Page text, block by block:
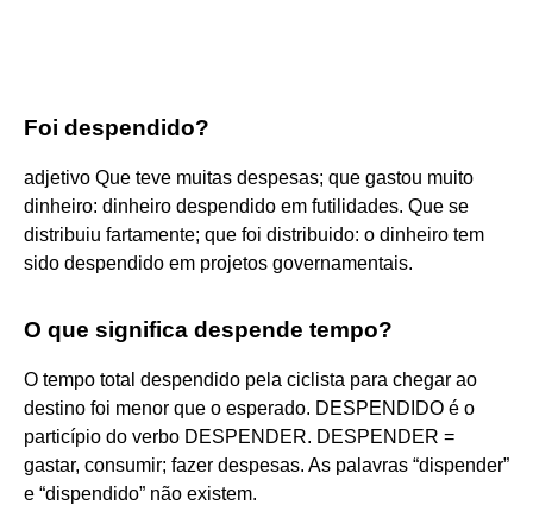
Foi despendido?
adjetivo Que teve muitas despesas; que gastou muito
dinheiro: dinheiro despendido em futilidades. Que se
distribuiu fartamente; que foi distribuido: o dinheiro tem
sido despendido em projetos governamentais.
O que significa despende tempo?
O tempo total despendido pela ciclista para chegar ao
destino foi menor que o esperado. DESPENDIDO é o
particípio do verbo DESPENDER. DESPENDER =
gastar, consumir; fazer despesas. As palavras “dispender”
e “dispendido” não existem.